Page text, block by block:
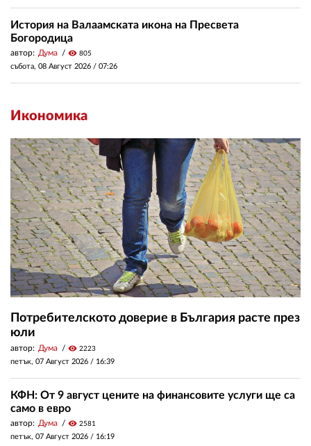
История на Валаамската икона на Пресвета
Богородица
автор: Дума visibility 805
събота, 08 Август 2026 / 07:26
Икономика
Потребителското доверие в България расте през
юли
автор: Дума visibility 2223
петък, 07 Август 2026 / 16:39
КФН: От 9 август цените на финансовите услуги ще са
само в евро
автор: Дума visibility 2581
петък, 07 Август 2026 / 16:19